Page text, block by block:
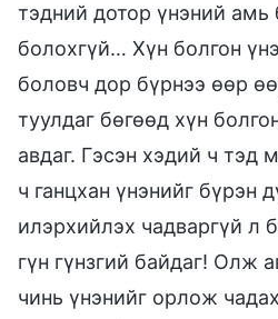
тэдний дотор үнэний
болохгүй… Хүн болгон
боловч дор бүрнээ өөр
туулдаг бөгөөд хүн
авдаг. Гэсэн хэдий ч тэд
ч ганцхан үнэнийг бүрэн
илэрхийлэх чадваргүй л
гүн гүнзгий байдаг! Олж
чинь үнэнийг орлож